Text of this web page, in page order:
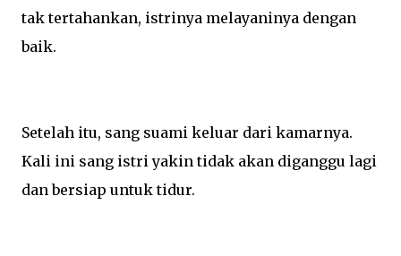
tak tertahankan, istrinya melayaninya dengan
baik.
Setelah itu, sang suami keluar dari kamarnya.
Kali ini sang istri yakin tidak akan diganggu lagi
dan bersiap untuk tidur.